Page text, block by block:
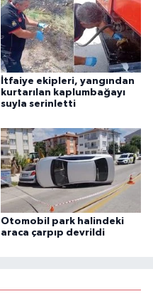
İtfaiye ekipleri, yangından
kurtarılan kaplumbağayı
suyla serinletti
Otomobil park halindeki
araca çarpıp devrildi